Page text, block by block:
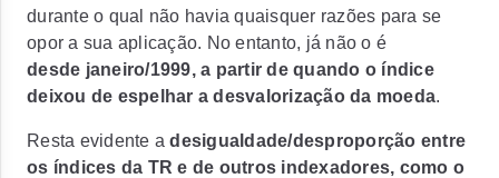
durante o qual não havia quaisquer razões para se
opor a sua aplicação. No entanto, já não o é
desde janeiro/1999, a partir de quando o índice
deixou de espelhar a desvalorização da moeda.
Resta evidente adesigualdade/desproporção entre
os índices da TR e de outros indexadores, como o